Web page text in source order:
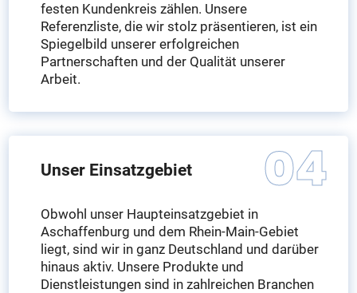
festen Kundenkreis zählen. Unsere
Referenzliste, die wir stolz präsentieren, ist ein
Spiegelbild unserer erfolgreichen
Partnerschaften und der Qualität unserer
Arbeit.
Unser Einsatzgebiet
Obwohl unser Haupteinsatzgebiet in
Aschaffenburg und dem Rhein-Main-Gebiet
liegt, sind wir in ganz Deutschland und darüber
hinaus aktiv. Unsere Produkte und
Dienstleistungen sind in zahlreichen Branchen